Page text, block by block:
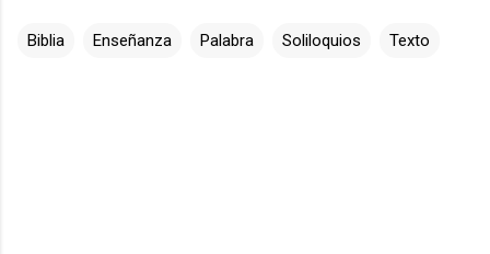
Biblia Enseñanza Palabra Soliloquios Texto